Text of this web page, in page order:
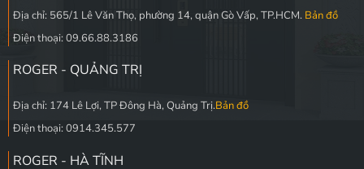
Địa chỉ: 565/1 Lê Văn Thọ, phường 14, quận Gò Vấp, TP.HCM. Bản đồ
Điện thoại: 09.66.88.3186
ROGER - QUẢNG TRỊ
Địa chỉ: 174 Lê Lợi, TP Đông Hà, Quảng Trị.Bản đồ
Điện thoại: 0914.345.577
ROGER - HÀ TĨNH